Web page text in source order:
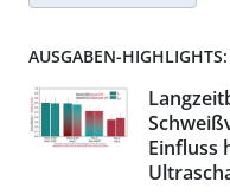
AUSGABEN-HIGHLIGHTS:
Einfluss